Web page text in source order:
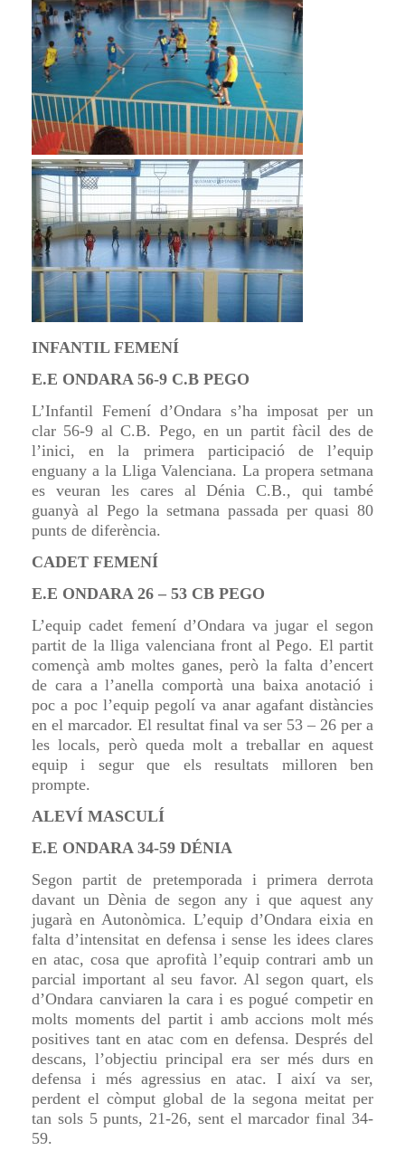
INFANTIL FEMENÍ
E.E ONDARA 56-9 C.B PEGO
L’Infantil Femení d’Ondara s’ha imposat per un
clar 56-9 al C.B. Pego, en un partit fàcil des de
l’inici, en la primera participació de l’equip
enguany a la Lliga Valenciana. La propera setmana
es veuran les cares al Dénia C.B., qui també
guanyà al Pego la setmana passada per quasi 80
punts de diferència.
CADET FEMENÍ
E.E ONDARA 26 – 53 CB PEGO
L’equip cadet femení d’Ondara va jugar el segon
partit de la lliga valenciana front al Pego. El partit
començà amb moltes ganes,però la falta d’encert
de cara a l’anella comportà una baixa anotació i
poc a poc l’equip pegolí va anar agafant distàncies
en el marcador. El resultat final va ser 53 – 26 per a
les locals, però queda molt a treballar en aquest
equip i segur que els resultats milloren ben
prompte.
ALEVÍ MASCULÍ
E.E ONDARA 34-59 DÉNIA
Segon partit de pretemporada i primera derrota
davant un Dènia de segon any i que aquest any
jugarà en Autonòmica. L’equip d’Ondara eixia en
falta d’intensitat en defensa i sense les idees clares
en atac, cosa que aprofità l’equip contrari amb un
parcial important al seu favor. Al segon quart, els
d’Ondara canviaren la cara i es pogué competir en
molts moments del partit i amb accions molt més
positives tant en atac com en defensa. Després del
descans, l’objectiu principal era ser més durs en
defensa i més agressius en atac. I així va ser,
perdent el còmput global de la segona meitat per
tan sols 5 punts, 21-26, sent el marcador final 34-
59.